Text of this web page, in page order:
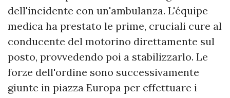
dell'incidente con un'ambulanza. L'équipe
medica ha prestato le prime, cruciali cure al
conducente del motorino direttamente sul
posto, provvedendo poi a stabilizzarlo. Le
forze dell'ordine sono successivamente
giunte in piazza Europa per effettuare i